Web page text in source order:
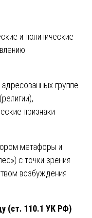
и политические
группе
признаки
метафоры и
с точки зрения
возбуждения
(ст. 110.1 УК РФ)